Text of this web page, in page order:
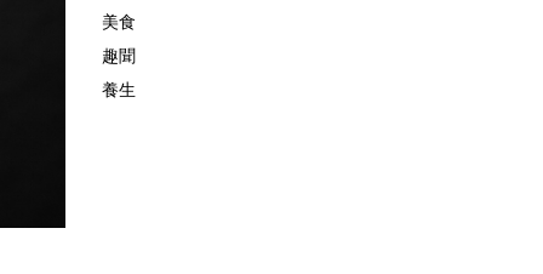
美食
趣聞
養生